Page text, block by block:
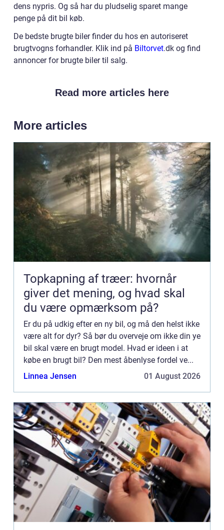
dens nypris. Og så har du pludselig sparet mange
penge på dit bil køb.
De bedste brugte biler finder du hos en autoriseret
brugtvogns forhandler. Klik ind på Biltorvet.dk og find
annoncer for brugte biler til salg.
Read more articles here
More articles
Topkapning af træer: hvornår
giver det mening, og hvad skal
du være opmærksom på?
Er du på udkig efter en ny bil, og må den helst ikke
være alt for dyr? Så bør du overveje om ikke din ye
bil skal være en brugt model. Hvad er ideen i at
købe en brugt bil? Den mest åbenlyse fordel ve...
Linnea Jensen
01 August 2026